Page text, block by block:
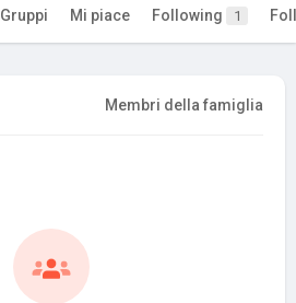
Gruppi Mi piace Following 1
Membri della famiglia